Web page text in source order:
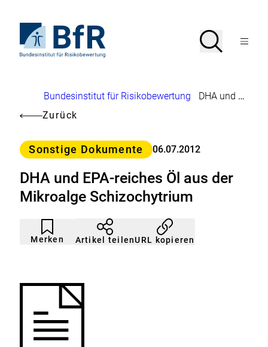
Seiteninhalt
springenStartseite
von
Suche
SucheMenü
Brotkrumennavigation
Bundesinstitut für Risikobewertung
DHA und EPA-reiches Öl aus der Mikroalge Schizochytrium
Zurück
Kategorie
Sonstige Dokumente 06.07.2012
DHA und EPA-reiches Öl aus der
Mikroalge Schizochytrium
Merken
Artikel
nicht
gemerkt
Durch
Klicken
der
Artikel teilenURL kopieren